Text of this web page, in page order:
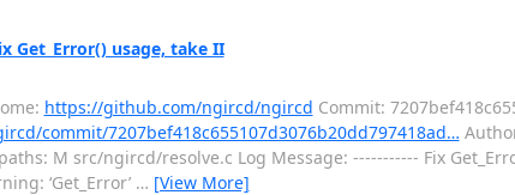
Get_Error() usage, take II
https://github.com/ngircd/ngircd Commit:
commit/7207bef418c655107d3076b20dd797418ad…
M src/ngircd/resolve.c Log Message: ----------- Fix
‘Get_Error’ … [View More]